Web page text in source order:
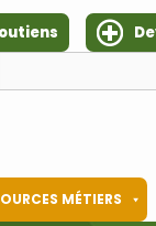
MÉTIERS